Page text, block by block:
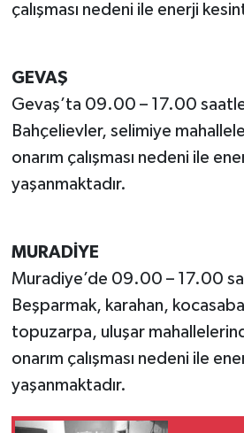
çalışması nedeni ile enerji
GEVAŞ
Gevaş’ta 09.00 – 17.00
Bahçelievler, selimiye
onarım çalışması nedeni ile
yaşanmaktadır.
MURADİYE
Muradiye’de 09.00 – 17.00
Beşparmak, karahan,
topuzarpa, uluşar
onarım çalışması nedeni ile
yaşanmaktadır.